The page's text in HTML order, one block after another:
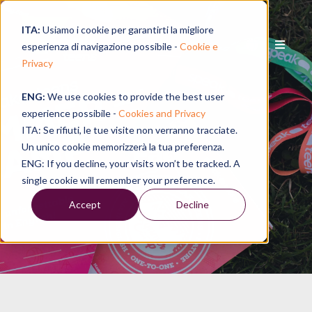
ITA: Usiamo i cookie per garantirti la migliore
esperienza di navigazione possibile - Cookie e
Privacy
ENG: We use cookies to provide the best user
experience possibile - Cookies and Privacy
ITA: Se rifiuti, le tue visite non verranno tracciate.
Un unico cookie memorizzerà la tua preferenza.
ENG: If you decline, your visits won’t be tracked. A
single cookie will remember your preference.
Accept Decline
Faq